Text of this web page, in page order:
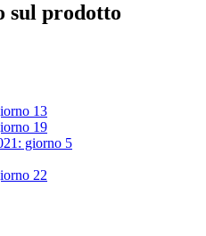
sul prodotto
13
19
giorno 5
22